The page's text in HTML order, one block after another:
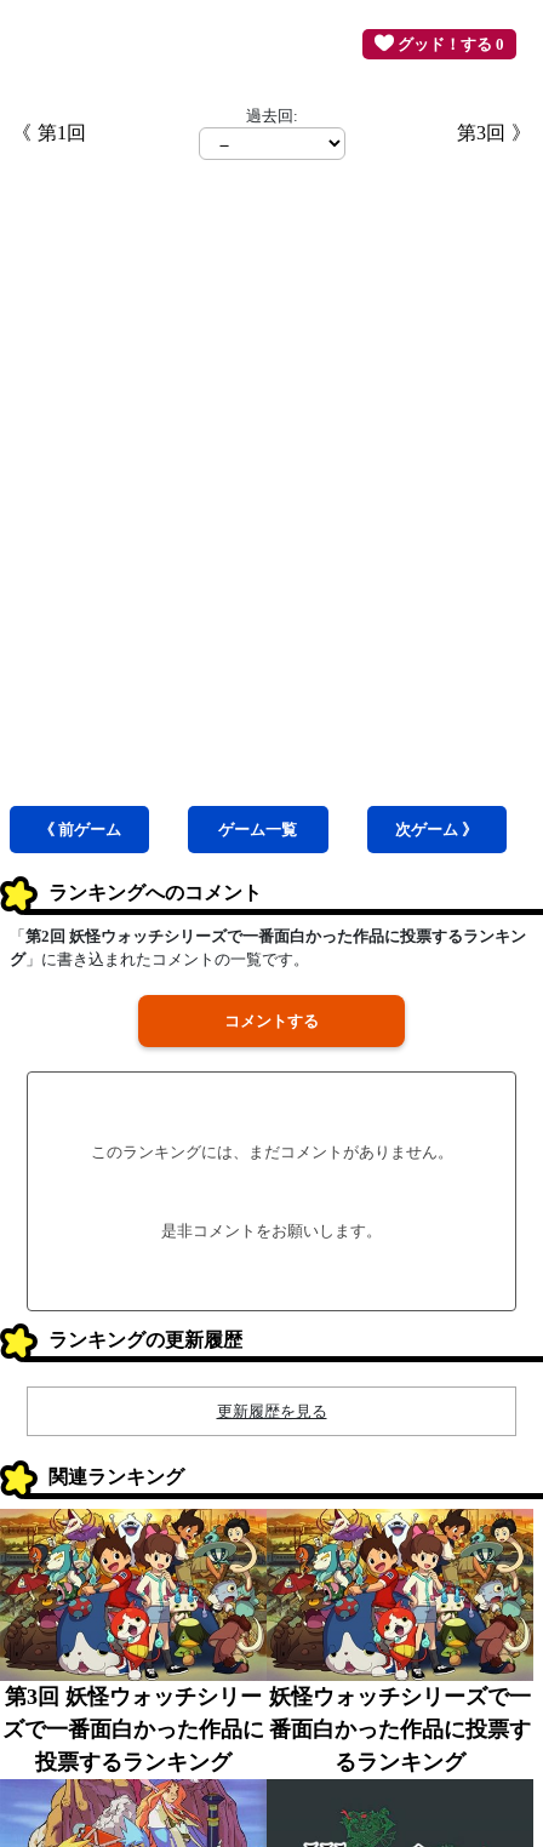
グッド！する 0
第1回
過去回:
第3回
《 前ゲーム ゲーム一覧 次ゲーム 》
ランキングへのコメント
「 第2回 妖怪ウォッチシリーズで一番面白かった作品に投票するランキン
グ」に書き込まれたコメントの一覧です。
コメントする
このランキングには、まだコメントがありません。
是非コメントをお願いします。
ランキングの更新履歴
更新履歴を見る
関連ランキング
第3回 妖怪ウォッチシリー
ズで一番面白かった作品に
投票するランキング
妖怪ウォッチシリーズで一
番面白かった作品に投票す
るランキング